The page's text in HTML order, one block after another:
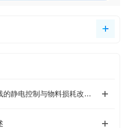
DIT离子棒在印刷包装产线的静电控制与物料损耗改善实践